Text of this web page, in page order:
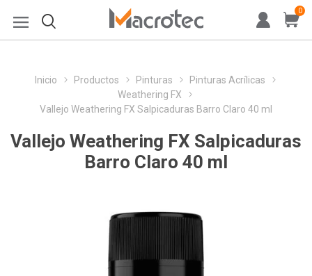
0
Inicio Productos Pinturas
Pinturas Acrílicas
Weathering FX
Vallejo Weathering FX Salpicaduras Barro Claro 40 ml
Vallejo Weathering FX Salpicaduras
Barro Claro 40 ml